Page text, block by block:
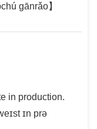
gānrǎo】
in production.
ɪn prə